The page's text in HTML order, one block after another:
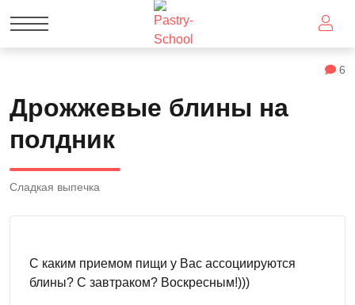
6
Дрожжевые блины на
полдник
Сладкая выпечка
С каким приемом пищи у Вас ассоциируются
блины? С завтраком? Воскресным!)))